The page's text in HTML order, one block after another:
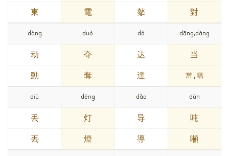
東 電 鼕 對
dòng
动
動
duó
夺
奪
dá
达
達
dāng,dàng
当
當,噹
diū
丢
丟
dēng
灯
燈
dǎo
导
導
dūn
吨
噸